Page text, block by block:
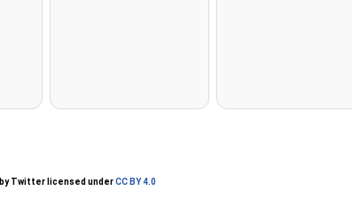
by Twitter licensed underCC BY 4.0